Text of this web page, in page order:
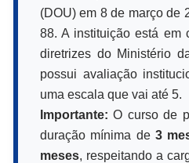
(DOU) em 8 de março de
88. A instituição está em
diretrizes do Ministério
possui avaliação
uma escala que vai até 5.
Importante: O curso de
duração mínima de 3
meses, respeitando a